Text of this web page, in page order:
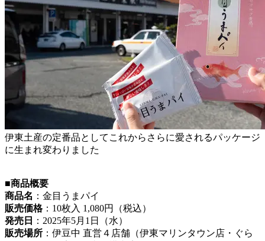
伊東土産の定番品としてこれからさらに愛されるパッケージ
に生まれ変わりました
■商品概要
商品名 ：金目うまパイ
販売価格：10枚入 1,080円（税込）
発売日
：2025年5月1日（水）
販売場所 ：伊豆中 直営４店舗（伊東マリンタウン店・ぐら